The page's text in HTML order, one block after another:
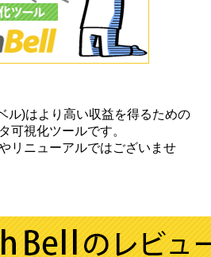
ル)はより高い収益を得るための
可視化ツールです。
リニューアルではございませ